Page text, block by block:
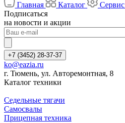
Главная
Каталог Сервис
Подписаться
на новости и акции
+7 (3452) 28-37-37
ko@eazia.ru
г. Тюмень, ул. Авторемонтная, 8
Каталог техники
Седельные тягачи
Самосвалы
Прицепная техника